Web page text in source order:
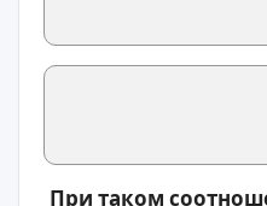
При таком